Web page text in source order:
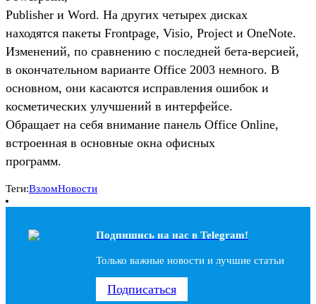
Publisher и Word. На других четырех дисках
находятся пакеты Frontpage, Visio, Project и OneNote.
Изменений, по сравнению с последней бета-версией,
в окончательном варианте Office 2003 немного. В
основном, они касаются исправления ошибок и
косметических улучшений в интерфейсе.
Обращает на себя внимание панель Office Online,
встроенная в основные окна офисных
программ.
Теги:ВзломНовости
Подпишись на наc в Telegram!
Только важные новости и лучшие статьи
Подписаться